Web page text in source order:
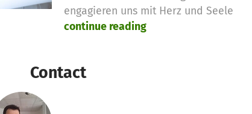
engagieren uns mit Herz und Seele
continue reading
Contact